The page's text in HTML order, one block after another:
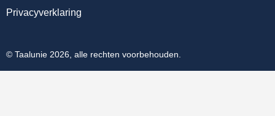
Privacyverklaring
© Taalunie 2026, alle rechten voorbehouden.